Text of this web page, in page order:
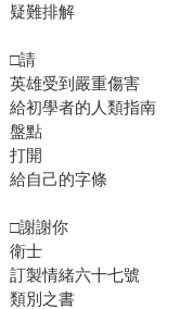
疑難排解
□請
英雄受到嚴重傷害
給初學者的人類指南
盤點
打開
給自己的字條
□謝謝你
衛士
訂製情緒六十七號
類別之書